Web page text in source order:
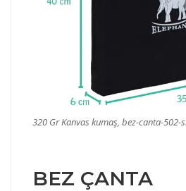
320 Gr Kanvas kumaş, bez-canta-502-
BEZ ÇANTA